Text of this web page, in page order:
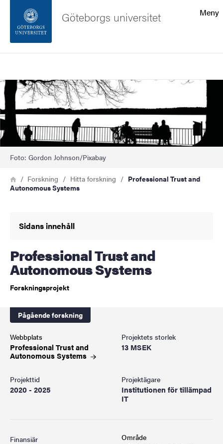
Sidfoten
Om webbplatsen
Meny
Göteborgs universitet
Bild
Foto: Gordon Johnson/Pixabay
Länkstig
HemForskning Hitta forskning
Professional Trust and
Autonomous Systems
Sidans innehåll
Professional Trust and
Autonomous Systems
Forskningsprojekt
Pågående forskning
Webbplats
Professional Trust and
AutonomousSystems
Projektets storlek
13 MSEK
Projekttid
2020 - 2025
Projektägare
Institutionen för tillämpad
IT
Finansiär Område